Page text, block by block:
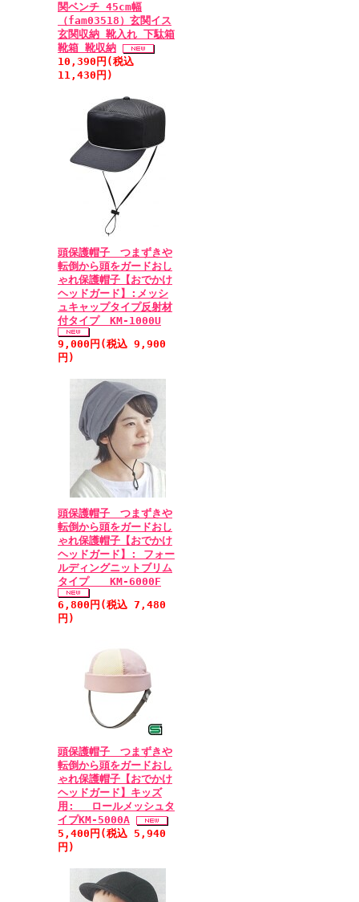
関ベンチ 45cm幅
（fam03518）玄関イス
玄関収納 靴入れ 下駄箱
靴箱 靴収納
10,390円(税込
11,430円)
頭保護帽子 つまずきや
転倒から頭をガードおし
ゃれ保護帽子【おでかけ
ヘッドガード】:メッシ
ュキャップタイプ反射材
付タイプ KM-1000U
9,000円(税込 9,900
円)
頭保護帽子 つまずきや
転倒から頭をガードおし
ゃれ保護帽子【おでかけ
ヘッドガード】: フォー
ルディングニットブリム
タイプ KM-6000F
6,800円(税込 7,480
円)
頭保護帽子 つまずきや
転倒から頭をガードおし
ゃれ保護帽子【おでかけ
ヘッドガード】キッズ
用: ロールメッシュタ
イプKM-5000A
5,400円(税込 5,940
円)